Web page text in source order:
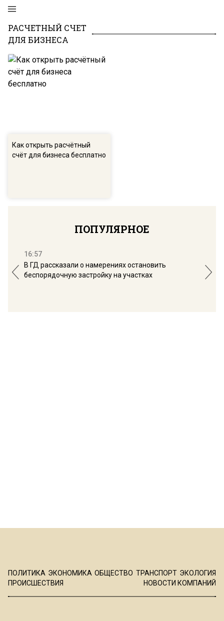
РАСЧЕТНЫЙ СЧЕТ
ДЛЯ БИЗНЕСА
Как открыть расчётный
счёт для бизнеса бесплатно
ПОПУЛЯРНОЕ
16:57
В ГД рассказали о намерениях остановить
беспорядочную застройку на участках
ПОЛИТИКА ЭКОНОМИКА ОБЩЕСТВО ТРАНСПОРТ ЭКОЛОГИЯ
ПРОИСШЕСТВИЯ
НОВОСТИ КОМПАНИЙ